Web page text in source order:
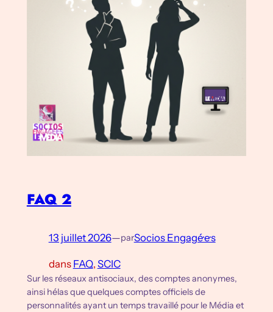
FAQ 2
13 juillet 2026—parSocios Engagé·e·s
dans FAQ, SCIC
Sur les réseaux antisociaux, des comptes anonymes,
ainsi hélas que quelques comptes officiels de
personnalités ayant un temps travaillé pour le Média et